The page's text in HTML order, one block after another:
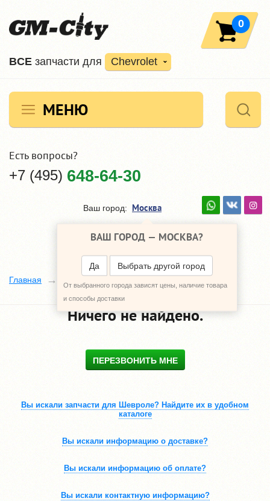
ВCE запчасти для Chevrolet
0
МЕНЮ
Есть вопросы?
+7 (495) 648-64-30
Ваш город: Москва
ВАШ ГОРОД — МОСКВА?
Да Выбрать другой город
От выбранного города зависят цены, наличие товара
и способы доставки
Главная Каталог
Ничего не найдено.
ПЕРЕЗВОНИТЬ МНЕ
Вы искали запчасти для Шевроле? Найдите их в удобном
каталоге
Вы искали информацию о доставке?
Вы искали информацию об оплате?
Вы искали контактную информацию?